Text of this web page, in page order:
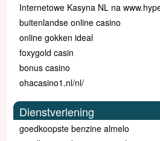
Internetowe Kasyna NL na
buitenlandse online casino
online gokken ideal
foxygold casin
bonus casino
ohacasino1.nl/nl/
Dienstverlening
goedkoopste benzine almelo